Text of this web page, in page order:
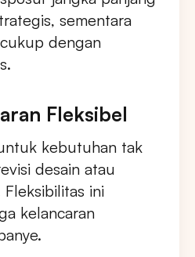
sementara
dengan
Fleksibel
kebutuhan tak
desain atau
ini
kelancaran